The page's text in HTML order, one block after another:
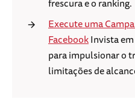
frescura e o ranking.
Execute uma
FacebookInvista
para impulsionar o
limitações de